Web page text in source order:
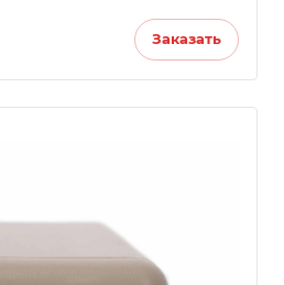
Заказать